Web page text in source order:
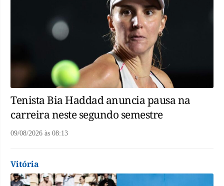
Tenista Bia Haddad anuncia pausa na
carreira neste segundo semestre
09/08/2026 às 08:13
Vitória